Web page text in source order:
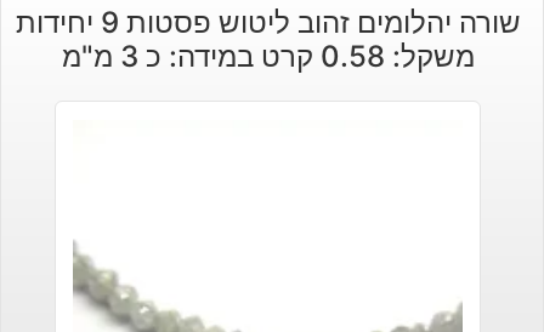
שורה יהלומים זהוב ליטוש פסטות 9 יחידות
משקל: 0.58 קרט במידה: כ 3 מ"מ